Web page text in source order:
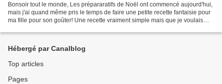
Bonsoir tout le monde, Les prépararatifs de Noël ont commencé aujourd'hui,
mais j'ai quand même pris le temps de faire une petite recette fantaisie pour
ma fille pour son goûter! Une recette vraiment simple mais que je voulais
Hébergé par Canalblog
Top articles
Pages